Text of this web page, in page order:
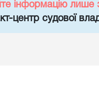
інформацію лише
центр судової